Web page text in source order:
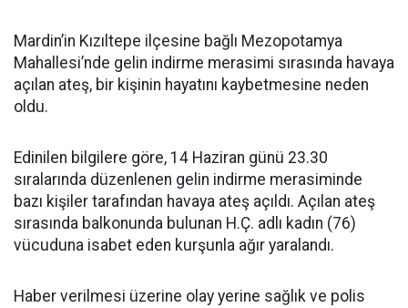
Mardin’in Kızıltepe ilçesine bağlı Mezopotamya
Mahallesi’nde gelin indirme merasimi sırasında havaya
açılan ateş, bir kişinin hayatını kaybetmesine neden
oldu.
Edinilen bilgilere göre, 14 Haziran günü 23.30
sıralarında düzenlenen gelin indirme merasiminde
bazı kişiler tarafından havaya ateş açıldı. Açılan ateş
sırasında balkonunda bulunan H.Ç. adlı kadın (76)
vücuduna isabet eden kurşunla ağır yaralandı.
Haber verilmesi üzerine olay yerine sağlık ve polis